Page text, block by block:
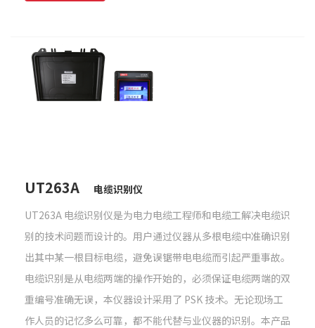
UT263A
电缆识别仪
UT263A 电缆识别仪是为电力电缆工程师和电缆工解决电缆识
别的技术问题而设计的。用户通过仪器从多根电缆中准确识别
出其中某一根目标电缆，避免误锯带电电缆而引起严重事故。
电缆识别是从电缆两端的操作开始的，必须保证电缆两端的双
重编号准确无误，本仪器设计采用了 PSK 技术。无论现场工
作人员的记忆多么可靠，都不能代替与业仪器的识别。本产品